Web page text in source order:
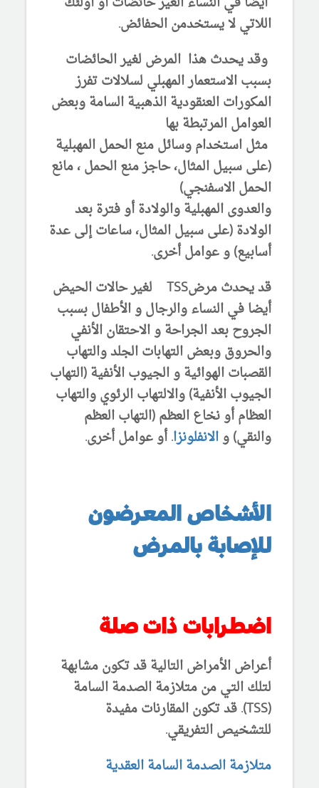
اللاتي لا يستخدمن الحفائض.
وقد يحدث هذا المرض لغير الحائضات
بسبب الاستعمار المهبلي لسلالات تفرز
المكورات العنقودية الذهبية السامة وبعض
العوامل المرتبطة بها
مثل استخدام وسائل منع الحمل المهبلية
(على سبيل المثال، حاجز منع الحمل ، مانع
الحمل الاسفنجي)
والعدوى المهبلية والولادة أو فترة بعد
الولادة (على سبيل المثال، ساعات إلى عدة
أسابيع) و عوامل أخرى.
قد يحدث مرضTSS لغير حالات الحيض
أيضا في النساء والرجال و الأطفال بسبب
الجروح بعد الجراحة و الاحتقان الأنفي
والحروق وبعض التهابات الجلد والتهاب
القصبات الهوائية و الجيوب الأنفية (التهاب
الجيوب الأنفية) والالتهاب الرئوي والتهاب
العظام أو نخاع العظم (التهاب العظم
والنقي) والانفلونزا. أو عوامل أخرى.
الأشخاص المعرضون
للإصابة بالمرض
اضطرابات ذات صلة
أعراض الأمراض التالية قد تكون مشابهة
لتلك التي من متلازمة الصدمة السامة
(TSS). قد تكون المقارنات مفيدة
للتشخيص التفريقي.
متلازمة الصدمة السامة العقدية